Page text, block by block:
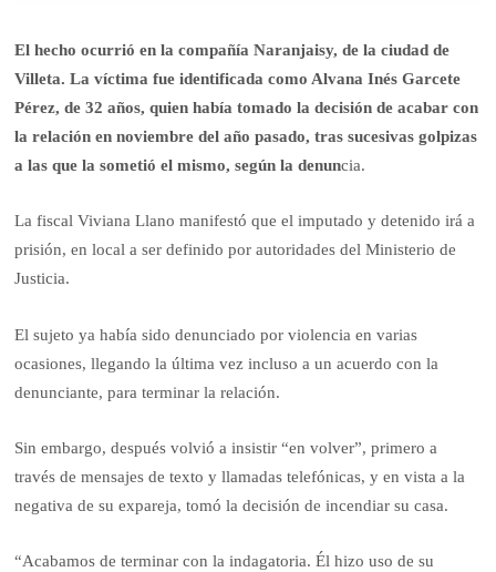
El hecho ocurrió en la compañía Naranjaisy, de la ciudad de
Villeta. La víctima fue identificada como Alvana Inés Garcete
Pérez, de 32 años, quien había tomado la decisión de acabar con
la relación en noviembre del año pasado, tras sucesivas golpizas
a las que la sometió el mismo, según la denuncia.
La fiscal Viviana Llano manifestó que el imputado y detenido irá a
prisión, en local a ser definido por autoridades del Ministerio de
Justicia.
El sujeto ya había sido denunciado por violencia en varias
ocasiones, llegando la última vez incluso a un acuerdo con la
denunciante, para terminar la relación.
Sin embargo, después volvió a insistir “en volver”, primero a
través de mensajes de texto y llamadas telefónicas, y en vista a la
negativa de su expareja, tomó la decisión de incendiar su casa.
“Acabamos de terminar con la indagatoria. Él hizo uso de su